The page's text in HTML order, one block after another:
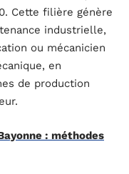
Cette filière génère
industrielle,
ou mécanicien
en
de production
: méthodes